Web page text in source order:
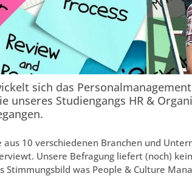
sich das
unseres Studiengangs HR &
aus 10 verschiedenen Branchen und
Unsere Befragung liefert (noch)
Stimmungsbild was People & Culture